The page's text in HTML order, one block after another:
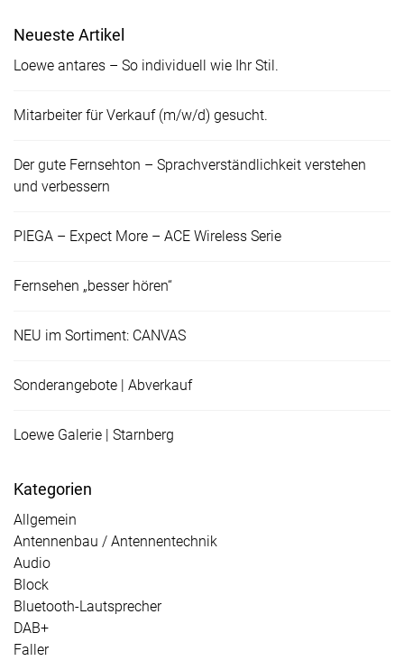
Neueste Artikel
Loewe antares – So individuell wie Ihr Stil.
Mitarbeiter für Verkauf (m/w/d) gesucht.
Der gute Fernsehton – Sprachverständlichkeit verstehen
und verbessern
PIEGA – Expect More – ACE Wireless Serie
Fernsehen „besser hören“
NEU im Sortiment: CANVAS
Sonderangebote | Abverkauf
Loewe Galerie | Starnberg
Kategorien
Allgemein
Antennenbau / Antennentechnik
Audio
Block
Bluetooth-Lautsprecher
DAB+
Faller